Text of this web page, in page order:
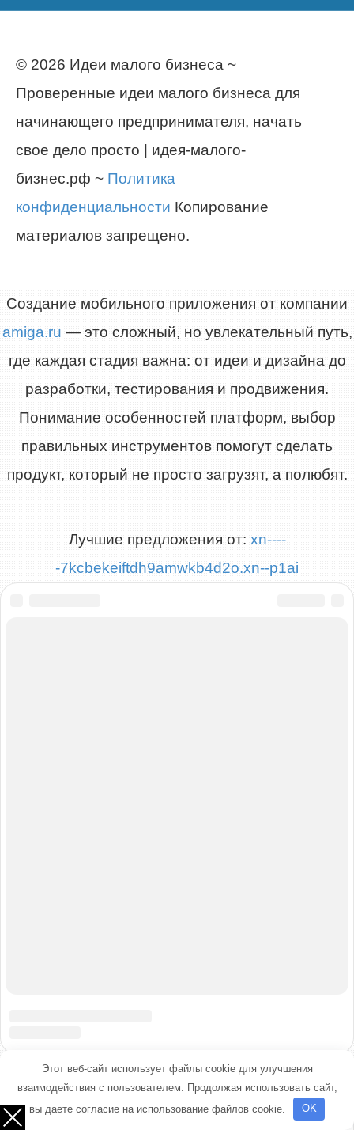
© 2026 Идеи малого бизнеса ~
Проверенные идеи малого бизнеса для
начинающего предпринимателя, начать
свое дело просто | идея-малого-
бизнес.рф ~ Политика
конфиденциальности Копирование
материалов запрещено.
Создание мобильного приложения от компании
amiga.ru — это сложный, но увлекательный путь,
где каждая стадия важна: от идеи и дизайна до
разработки, тестирования и продвижения.
Понимание особенностей платформ, выбор
правильных инструментов помогут сделать
продукт, который не просто загрузят, а полюбят.
Лучшие предложения от: xn----
-7kcbekeiftdh9amwkb4d2o.xn--p1ai
Этот веб-сайт использует файлы cookie для улучшения
взаимодействия с пользователем. Продолжая использовать сайт,
вы даете согласие на использование файлов cookie.
OK